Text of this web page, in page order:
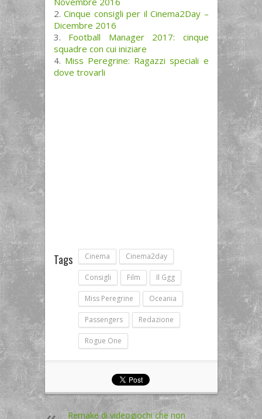
Cinque consigli per il Cinema2Day –
Dicembre 2016
Football Manager 2017: cinque
squadre con cui iniziare
Miss Peregrine: Ragazzi speciali e
dove trovarli
Tags Cinema Cinema2day
Consigli Film Il Ggg
Miss Peregrine Oceania
Passengers Redazione
Rogue One
Remake di videogiochi che non